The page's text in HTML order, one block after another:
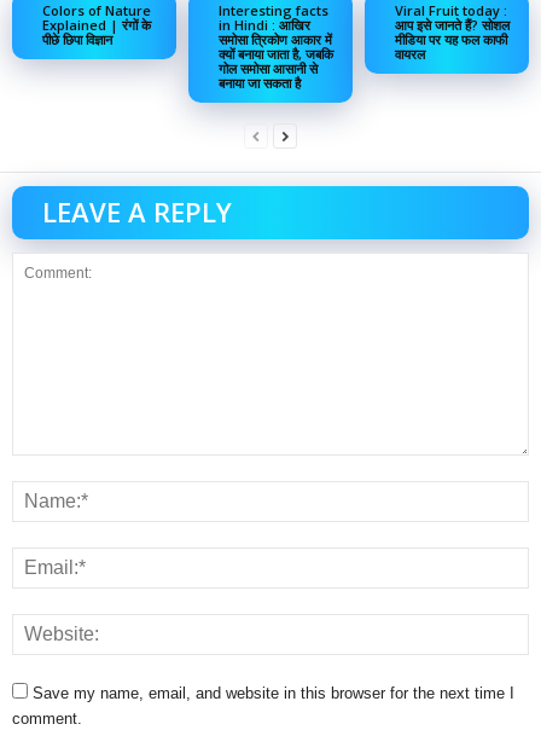
Colors of Nature
Explained | रंगों के
पीछे छिपा विज्ञान
Interesting facts
in Hindi : आखिर
समोसा त्रिकोण आकार में
क्यों बनाया जाता है, जबकि
गोल समोसा आसानी से
बनाया जा सकता है
Viral Fruit today :
आप इसे जानते हैं? सोशल
मीडिया पर यह फल काफी
वायरल
LEAVE A REPLY
Save my name, email, and website in this browser for the next time I
comment.